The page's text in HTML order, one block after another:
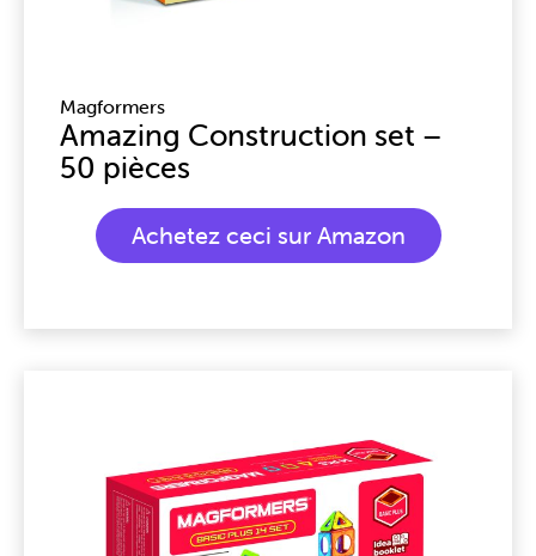
Magformers
Amazing Construction set –
50 pièces
Achetez ceci sur Amazon